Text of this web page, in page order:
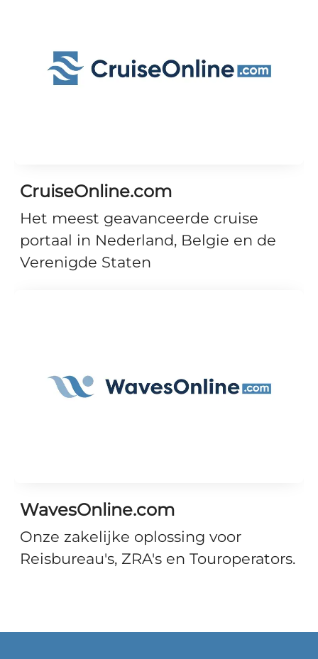
CruiseOnline.com
Het meest geavanceerde cruise
portaal in Nederland, Belgie en de
Verenigde Staten
WavesOnline.com
Onze zakelijke oplossing voor
Reisbureau's, ZRA's en Touroperators.